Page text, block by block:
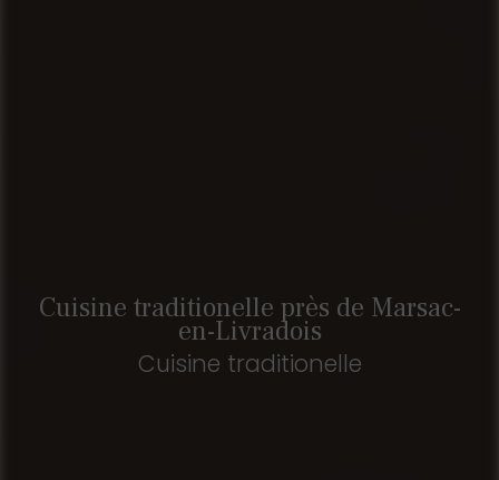
Cuisine traditionelle près de Marsac-
en-Livradois
Cuisine traditionelle